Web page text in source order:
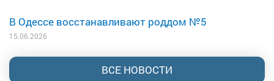
В Одессе восстанавливают роддом №5
15.06.2026
ВСЕ НОВОСТИ